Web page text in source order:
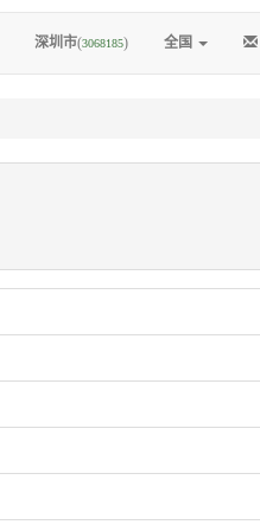
深圳市(3068185) 全国